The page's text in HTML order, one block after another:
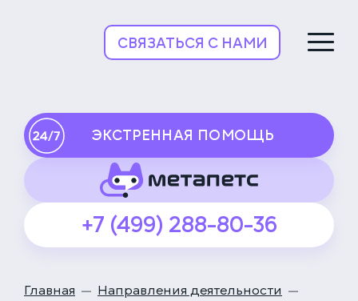
СВЯЗАТЬСЯ С НАМИ
ЭКСТРЕННАЯ ПОМОЩЬ
+7 (499) 288-80-36
Главная
Направления деятельности